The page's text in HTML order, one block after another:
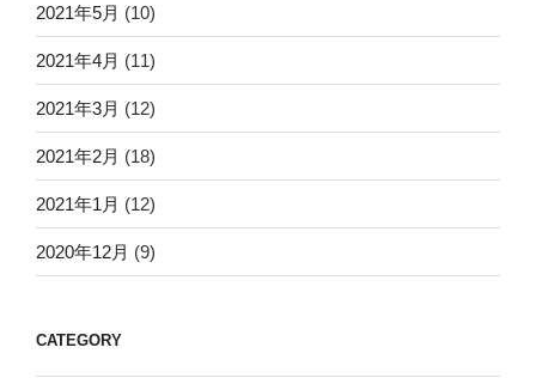
2021年5月 (10)
2021年4月 (11)
2021年3月 (12)
2021年2月 (18)
2021年1月 (12)
2020年12月 (9)
CATEGORY